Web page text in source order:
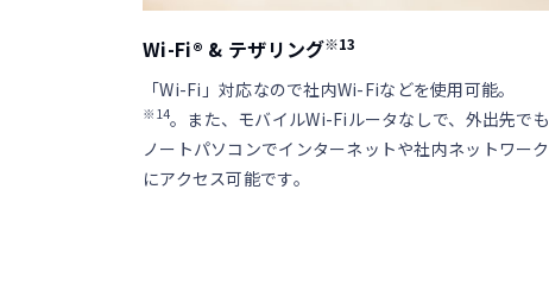
Wi-Fi® & テザリング※13
「Wi-Fi」対応なので社内Wi-Fiなどを使用可能。
※14。また、モバイルWi-Fiルータなしで、外出先でも
ノートパソコンでインターネットや社内ネットワーク
にアクセス可能です。